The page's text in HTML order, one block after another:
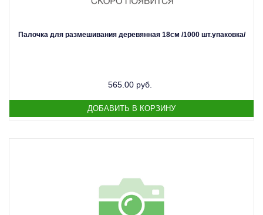
Палочка для размешивания деревянная 18см /1000 шт.упаковка/
565.00 руб.